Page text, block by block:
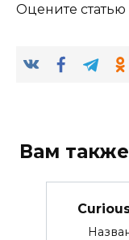
Оцените статью
Вам